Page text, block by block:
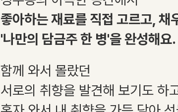
좋아하는 재료를 직접 고르고, 채
'나만의 담금주 한 병'을 완성해요.
함께 와서 몰랐던
서로의 취향을 발견해 보기도 하